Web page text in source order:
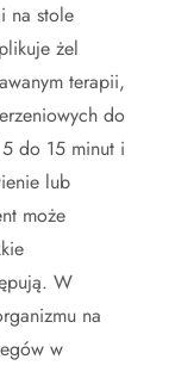
na stole
żel
terapii,
do
do 15 minut i
lub
może
W
na
w